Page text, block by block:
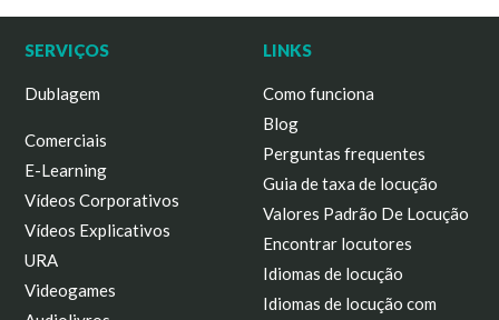
SERVIÇOS
Dublagem
Comerciais
E-Learning
Vídeos Corporativos
Vídeos Explicativos
URA
Videogames
LINKS
Como funciona
Blog
Perguntas frequentes
Guia de taxa de locução
Valores Padrão De Locução
Encontrar locutores
Idiomas de locução
Idiomas de locução com